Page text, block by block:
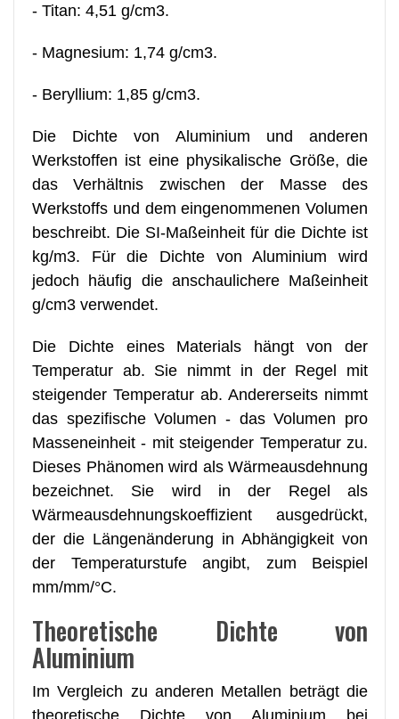
- Titan: 4,51 g/cm3.
- Magnesium: 1,74 g/cm3.
- Beryllium: 1,85 g/cm3.
Die Dichte von Aluminium und anderen
Werkstoffen ist eine physikalische Größe, die
das Verhältnis zwischen der Masse des
Werkstoffs und dem eingenommenen Volumen
beschreibt. Die SI-Maßeinheit für die Dichte ist
kg/m3. Für die Dichte von Aluminium wird
jedoch häufig die anschaulichere Maßeinheit
g/cm3 verwendet.
Die Dichte eines Materials hängt von der
Temperatur ab. Sie nimmt in der Regel mit
steigender Temperatur ab. Andererseits nimmt
das spezifische Volumen - das Volumen pro
Masseneinheit - mit steigender Temperatur zu.
Dieses Phänomen wird als Wärmeausdehnung
bezeichnet. Sie wird in der Regel als
Wärmeausdehnungskoeffizient ausgedrückt,
der die Längenänderung in Abhängigkeit von
der Temperaturstufe angibt, zum Beispiel
mm/mm/°C.
Theoretische Dichte von
Aluminium
Im Vergleich zu anderen Metallen beträgt die
theoretische Dichte von Aluminium bei